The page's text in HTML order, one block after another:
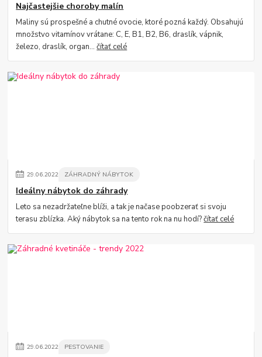
Najčastejšie choroby malín
Maliny sú prospešné a chutné ovocie, ktoré pozná každý. Obsahujú
množstvo vitamínov vrátane: C, E, B1, B2, B6, draslík, vápnik,
železo, draslík, organ...čítať celé
29.06.2022 ZÁHRADNÝ NÁBYTOK
Ideálny nábytok do záhrady
Leto sa nezadržateľne blíži, a tak je načase poobzerať si svoju
terasu zblízka. Aký nábytok sa na tento rok na nu hodí?čítať celé
29.06.2022 PESTOVANIE